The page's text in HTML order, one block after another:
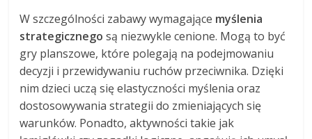
W szczególności zabawy wymagające myślenia
strategicznego są niezwykle cenione. Mogą to być
gry planszowe, które polegają na podejmowaniu
decyzji i przewidywaniu ruchów przeciwnika. Dzięki
nim dzieci uczą się elastyczności myślenia oraz
dostosowywania strategii do zmieniających się
warunków. Ponadto, aktywności takie jak